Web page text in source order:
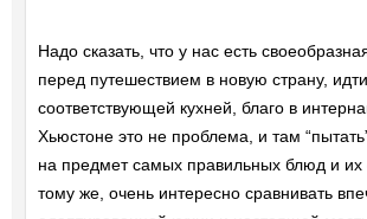
Надо сказать, что у нас есть
перед путешествием в новую страну,
соответствующей кухней, благо в
Хьюстоне это не проблема, и там
на предмет самых правильных блюд и их
тому же, очень интересно сравнивать